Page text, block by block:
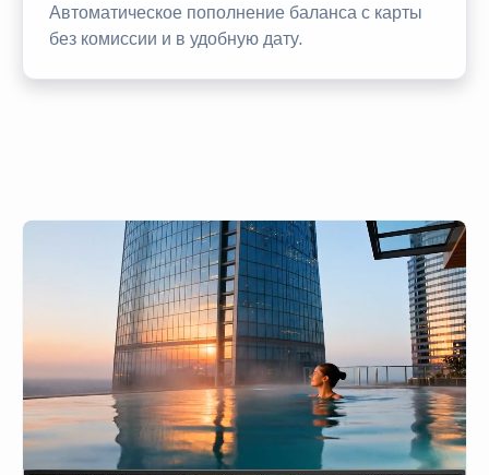
Автоматическое пополнение баланса с карты
без комиссии и в удобную дату.